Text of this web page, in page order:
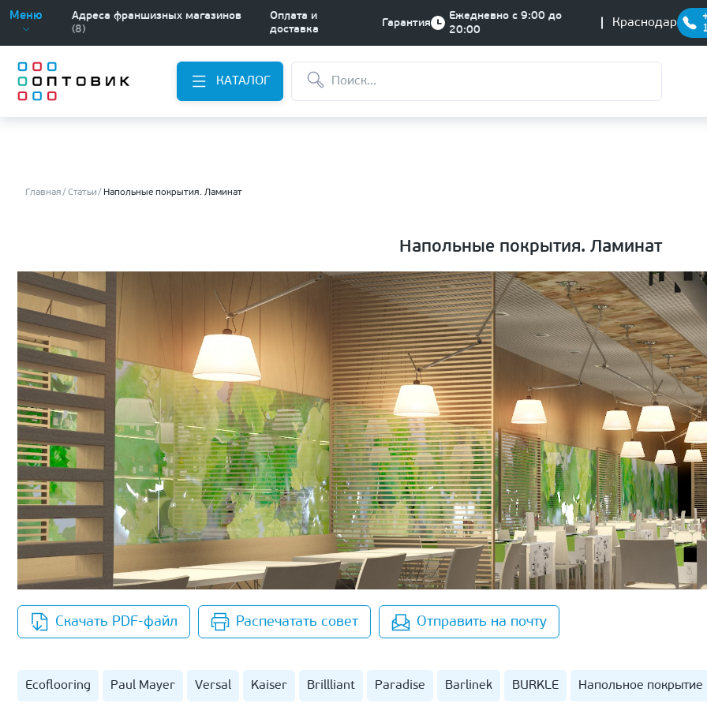
Меню
Адреса франшизных магазинов
(8)
Оплата и
доставка
Гарантия
Ежедневно с 9:00 до
20:00
Краснодар
КАТАЛОГ
Главная Статьи Напольные покрытия. Ламинат
Напольные покрытия. Ламинат
Скачать PDF-файл Распечатать совет Отправить на почту
Ecoflooring Paul Mayer Versal Kaiser Brillliant Paradise Barlinek BURKLE Напольное покрытие